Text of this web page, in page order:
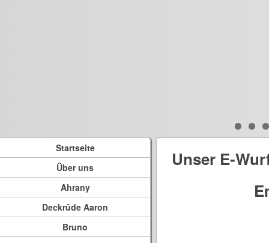
Startseite
Über uns
Ahrany
Deckrüde Aaron
Bruno
Unser E-